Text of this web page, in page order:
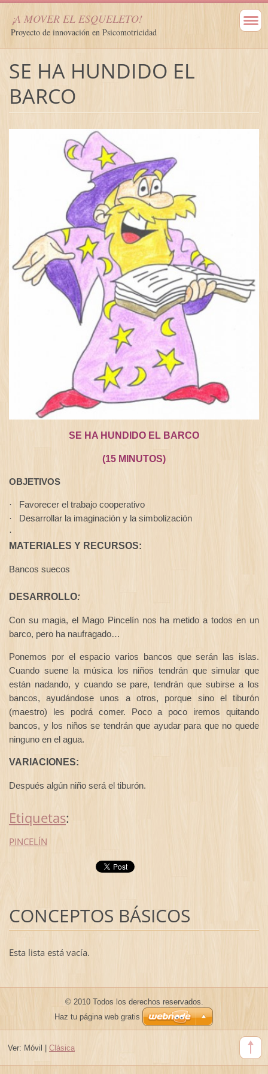
¡A MOVER EL ESQUELETO!
Proyecto de innovación en Psicomotricidad
SE HA HUNDIDO EL
BARCO
SE HA HUNDIDO EL BARCO
(15 MINUTOS)
OBJETIVOS
· Favorecer el trabajo cooperativo
· Desarrollar la imaginación y la simbolización
·
MATERIALES Y RECURSOS:
Bancos suecos
DESARROLLO:
Con su magia, el Mago Pincelín nos ha metido a todos en un
barco, pero ha naufragado…
Ponemos por el espacio varios bancos que serán las islas.
Cuando suene la música los niños tendrán que simular que
están nadando, y cuando se pare, tendrán que subirse a los
bancos, ayudándose unos a otros, porque sino el tiburón
(maestro) les podrá comer. Poco a poco iremos quitando
bancos, y los niños se tendrán que ayudar para que no quede
ninguno en el agua.
VARIACIONES:
Después algún niño será el tiburón.
Etiquetas:
PINCELÍN
CONCEPTOS BÁSICOS
Esta lista está vacía.
© 2010 Todos los derechos reservados.
Haz tu página web gratis
Ver: Móvil Clásica